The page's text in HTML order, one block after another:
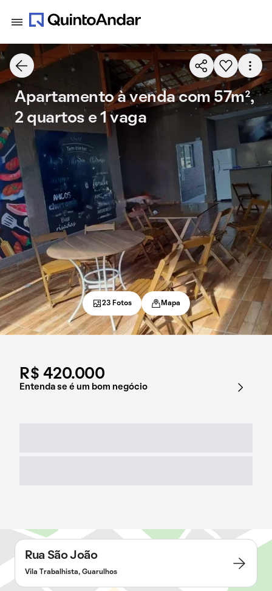
R$ 420.000
Entenda se é um bom negócio
Apartamento à venda com 57m²,
2 quartos e 1 vaga
23 Fotos Mapa
Rua São João
Vila Trabalhista, Guarulhos